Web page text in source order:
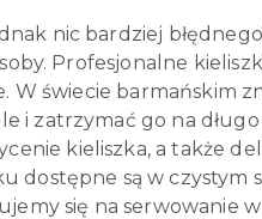
nic bardziej
Profesjonalne
W świecie barmańskim
zatrzymać go na długo
kieliszka, a także
dostępne są w czystym
się na serwowanie